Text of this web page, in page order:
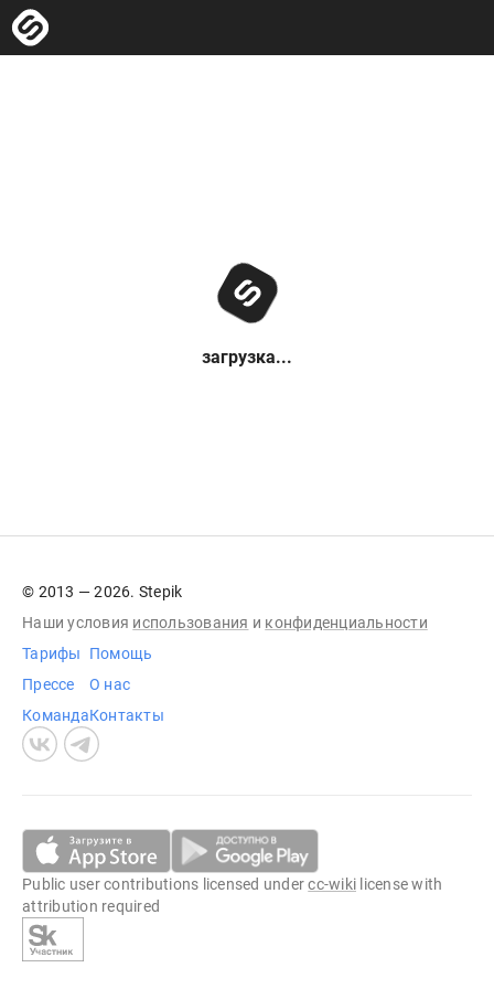
загрузка...
© 2013 — 2026. Stepik
Наши условия использования и конфиденциальности
Тарифы
Прессе
Команда
Помощь
О нас
Контакты
Public user contributions licensed undercc-wiki license with
attribution required